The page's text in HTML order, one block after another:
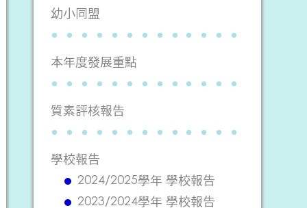
幼小同盟
本年度發展重點
質素評核報告
學校報告
2024/2025學年 學校報告
2023/2024學年 學校報告